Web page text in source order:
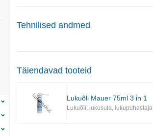
Tehnilised andmed
Täiendavad tooteid
Lukuõli Mauer 75ml 3 in 1
Lukuõli, lukusula, lukupuhastaja